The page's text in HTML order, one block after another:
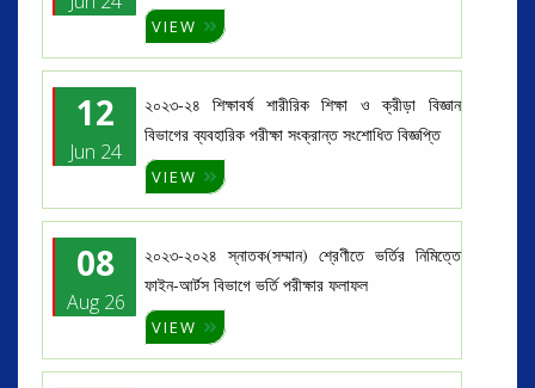
VIEW
12
Jun 24
২০২৩-২৪ শিক্ষাবর্ষ শারীরিক শিক্ষা ও ক্রীড়া বিজ্ঞান
বিভাগের ব্যবহারিক পরীক্ষা সংক্রান্ত সংশোধিত বিজ্ঞপ্তি
VIEW
08
Aug 26
২০২৩-২০২৪ স্নাতক(সম্মান) শ্রেণীতে ভর্তির নিমিত্তে
ফাইন-আর্টস বিভাগে ভর্তি পরীক্ষার ফলাফল
VIEW